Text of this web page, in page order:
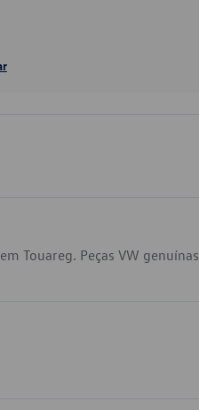
Touareg. Peças VW genuínas